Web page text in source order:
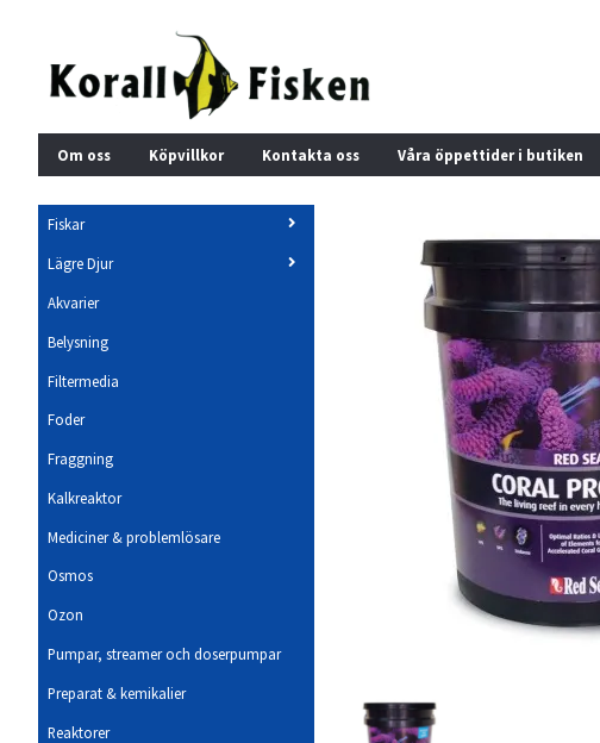
Om oss Köpvillkor Kontakta oss Våra öppettider i butiken
Fiskar
Lägre Djur
Akvarier
Belysning
Filtermedia
Foder
Fraggning
Kalkreaktor
Mediciner & problemlösare
Osmos
Ozon
Pumpar, streamer och doserpumpar
Preparat & kemikalier
Reaktorer